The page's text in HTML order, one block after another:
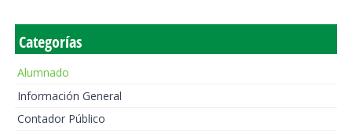
Categorías
Alumnado
Información General
Contador Público